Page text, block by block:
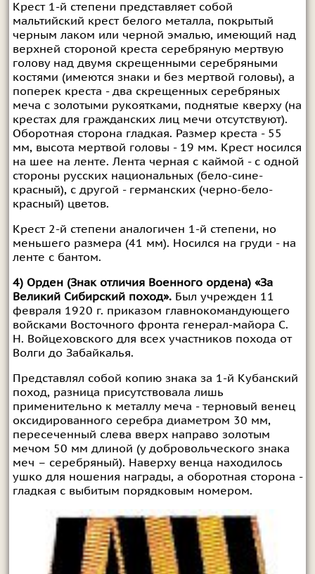
Крест 1-й степени представляет собой
мальтийский крест белого металла, покрытый
черным лаком или черной эмалью, имеющий над
верхней стороной креста серебряную мертвую
голову над двумя скрещенными серебряными
костями (имеются знаки и без мертвой головы), а
поперек креста - два скрещенных серебряных
меча с золотыми рукоятками, поднятые кверху (на
крестах для гражданских лиц мечи отсутствуют).
Оборотная сторона гладкая. Размер креста - 55
мм, высота мертвой головы - 19 мм. Крест носился
на шее на ленте. Лента черная с каймой - с одной
стороны русских национальных (бело-сине-
красный), с другой - германских (черно-бело-
красный) цветов.
Крест 2-й степени аналогичен 1-й степени, но
меньшего размера (41 мм). Носился на груди - на
ленте с бантом.
4) Орден (Знак отличия Военного ордена) «За
Великий Сибирский поход».Был учрежден 11
февраля 1920 г. приказом главнокомандующего
войсками Восточного фронта генерал-майора С.
Н. Войцеховского для всех участников похода от
Волги до Забайкалья.
Представлял собой копию знака за 1-й Кубанский
поход, разница присутствовала лишь
применительно к металлу меча - терновый венец
оксидированного серебра диаметром 30 мм,
пересеченный слева вверх направо золотым
мечом 50 мм длиной (у добровольческого знака
меч – серебряный). Наверху венца находилось
ушко для ношения награды, а оборотная сторона -
гладкая с выбитым порядковым номером.